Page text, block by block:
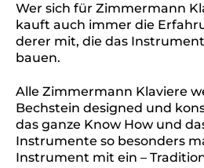
Wer sich für Zimmermann
kauft auch immer die
derer mit, die das
bauen.
Alle Zimmermann Klaviere
Bechstein designed und
das ganze Know How und
Instrumente so besonders
Instrument mit ein –